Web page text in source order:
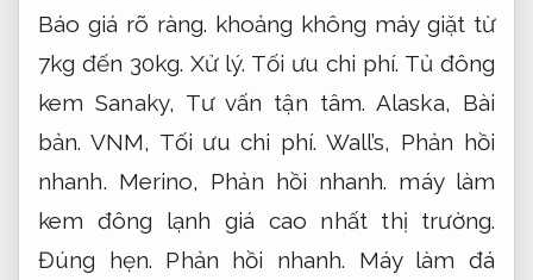
Báo giá rõ ràng. khoảng không máy giặt từ
7kg đến 30kg.Xử lý. Tối ưu chi phí. Tủ đông
kem Sanaky, Tư vấn tận tâm. Alaska, Bài
bản. VNM, Tối ưu chi phí. Wall’s, Phản hồi
nhanh. Merino, Phản hồi nhanh. máy làm
kem đông lạnh giá cao nhất thị trường.
Đúng hẹn. Phản hồi nhanh. Máy làm đá